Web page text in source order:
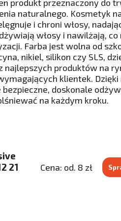
produkt przeznaczony do
naturalnego. Kosmetyk
i chroni włosy,
włosy i nawilżają, co
Farba jest wolna od
nikiel, silikon czy SLS,
najlepszych produktów na
klientek. Dzięki
doskonale
na każdym kroku.
21
Cena: od. 8 zł